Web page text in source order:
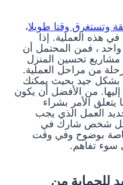
وتستغرق وقتا طويلا،
هذه العملية. إذا
، فمن المحتمل أن
مشاريع تحسين المنزل
من مراحل العملية.
بشكل جيد بحيث يمكنك
إليها. من الأفضل أن يكون
يتعلق الأمر بشراء
العمل الذي يجب
كل شخص شارك في
بوضوح وفي وقت
سوء تفاهم.
للحماية من